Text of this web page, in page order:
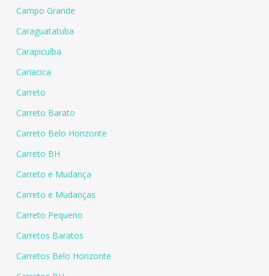
Campo Grande
Caraguatatuba
Carapicuíba
Cariacica
Carreto
Carreto Barato
Carreto Belo Horizonte
Carreto BH
Carreto e Mudança
Carreto e Mudanças
Carreto Pequeno
Carretos Baratos
Carretos Belo Horizonte